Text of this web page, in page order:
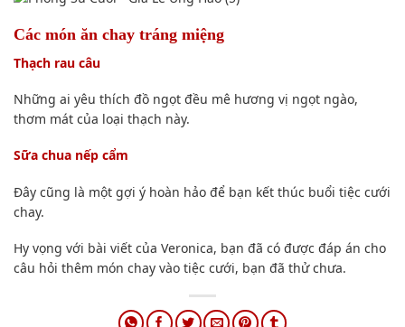
Các món ăn chay tráng miệng
Thạch rau câu
Những ai yêu thích đồ ngọt đều mê hương vị ngọt ngào,
thơm mát của loại thạch này.
Sữa chua nếp cẩm
Đây cũng là một gợi ý hoàn hảo để bạn kết thúc buổi tiệc cưới
chay.
Hy vọng với bài viết của Veronica, bạn đã có được đáp án cho
câu hỏi thêm món chay vào tiệc cưới, bạn đã thử chưa.